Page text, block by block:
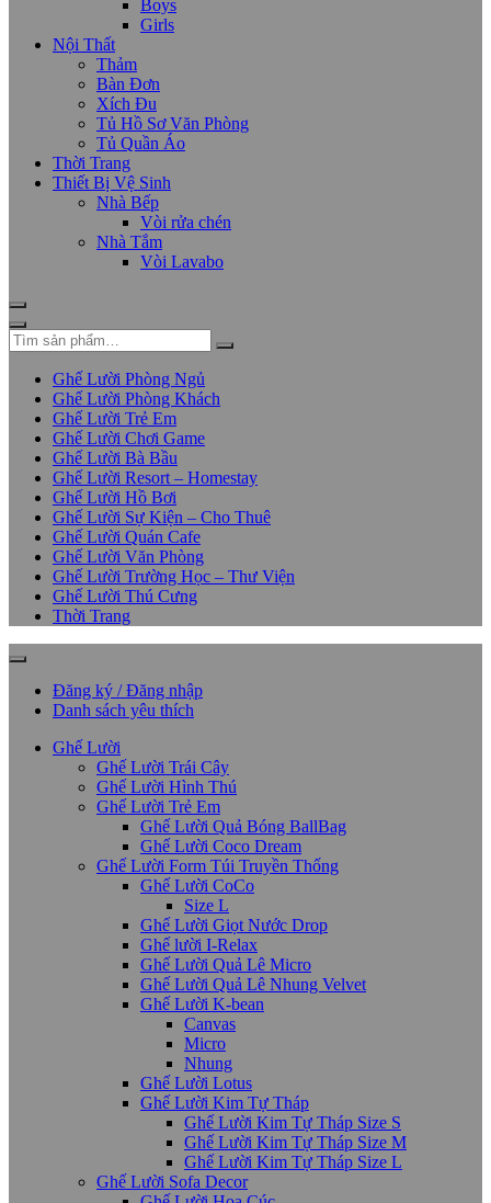
Boys
Girls
Nội Thất
Thảm
Bàn Đơn
Xích Đu
Tủ Hồ Sơ Văn Phòng
Tủ Quần Áo
Thời Trang
Thiết Bị Vệ Sinh
Nhà Bếp
Vòi rửa chén
Nhà Tắm
Vòi Lavabo
Ghế Lười Phòng Ngủ
Ghế Lười Phòng Khách
Ghế Lười Trẻ Em
Ghế Lười Chơi Game
Ghế Lười Bà Bầu
Ghế Lười Resort – Homestay
Ghế Lười Hồ Bơi
Ghế Lười Sự Kiện – Cho Thuê
Ghế Lười Quán Cafe
Ghế Lười Văn Phòng
Ghế Lười Trường Học – Thư Viện
Ghế Lười Thú Cưng
Thời Trang
Đăng ký / Đăng nhập
Danh sách yêu thích
Ghế Lười
Ghế Lười Trái Cây
Ghế Lười Hình Thú
Ghế Lười Trẻ Em
Ghế Lười Quả Bóng BallBag
Ghế Lười Coco Dream
Ghế Lười Form Túi Truyền Thống
Ghế Lười CoCo
Size L
Ghế Lười Giọt Nước Drop
Ghế lười I-Relax
Ghế Lười Quả Lê Micro
Ghế Lười Quả Lê Nhung Velvet
Ghế Lười K-bean
Canvas
Micro
Nhung
Ghế Lười Lotus
Ghế Lười Kim Tự Tháp
Ghế Lười Kim Tự Tháp Size S
Ghế Lười Kim Tự Tháp Size M
Ghế Lười Kim Tự Tháp Size L
Ghế Lười Sofa Decor